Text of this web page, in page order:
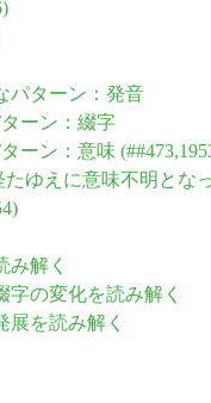
パターン：発音
ーン：綴字
ーン：意味
たゆえに意味不明と
み解く
字の変化を読み解く
展を読み解く